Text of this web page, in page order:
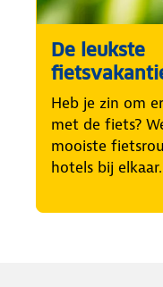
De leukste
Heb je zin om
met de fiets?
mooiste
hotels bij elkaar.